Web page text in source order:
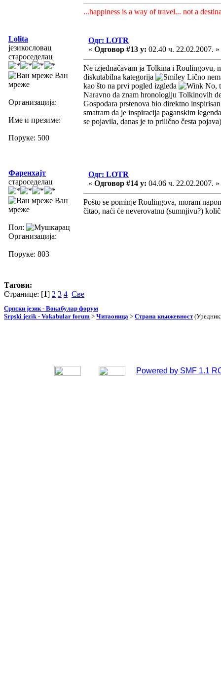
...happiness is a way of travel... not a
Lolita
језикословац
староседелац
Ван
мреже
Организација:
Име и презиме:
Поруке: 500
Одг: LOTR
« Одговор #13 у: 02.40 ч. 22.02.2007. »
Ne izjednačavam ja Tolkina i Roulingovu,
diskutabilna kategorija
Lično
kao što na prvi pogled izgleda
No,
Naravno da znam hronologiju Tolkinovih
Gospodara prstenova bio direktno
smatram da je inspiracija paganskim
se pojavila, danas je to prilično česta
Фаренхајт
староседелац
Ван
мреже
Пол:
Организација:
Поруке: 803
Одг: LOTR
« Одговор #14 у: 04.06 ч. 22.02.2007. »
Pošto se pominje Roulingova, moram
čitao, naći će neverovatnu (sumnjivu?)
Тагови:
Странице: [1] 2 3 4 Све
Српски језик - Вокабулар форум
Srpski jezik - Vokabular forum > Читаоница > Страна књижевност
Powered by SMF 1.1